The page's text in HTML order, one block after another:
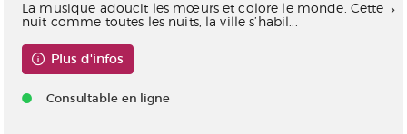
La musique adoucit les mœurs et colore le monde. Cette
nuit comme toutes les nuits, la ville s’habil...
Plus d'infos
Consultable en ligne